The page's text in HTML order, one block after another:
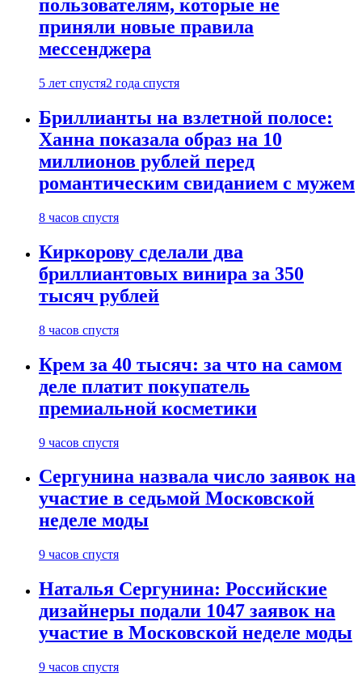
пользователям, которые не
приняли новые правила
мессенджера
5 лет спустя2 года спустя
Бриллианты на взлетной полосе:
Ханна показала образ на 10
миллионов рублей перед
романтическим свиданием с мужем
8 часов спустя
Киркорову сделали два
бриллиантовых винира за 350
тысяч рублей
8 часов спустя
Крем за 40 тысяч: за что на самом
деле платит покупатель
премиальной косметики
9 часов спустя
Сергунина назвала число заявок на
участие в седьмой Московской
неделе моды
9 часов спустя
Наталья Сергунина: Российские
дизайнеры подали 1047 заявок на
участие в Московской неделе моды
9 часов спустя